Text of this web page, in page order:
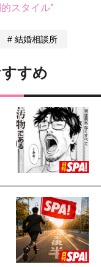
スタイル”
結婚相談所
すめ